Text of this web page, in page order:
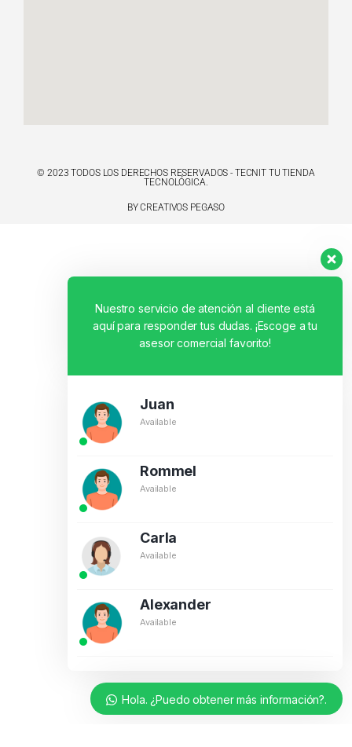
© 2023 TODOS LOS DERECHOS RESERVADOS - TECNIT TU TIENDA
TECNOLÓGICA.
BY CREATIVOS PEGASO
Nuestro servicio de atención al cliente está
aquí para responder tus dudas. ¡Escoge a tu
asesor comercial favorito!
Juan
Available
Rommel
Available
Carla
Available
Alexander
Available
Hola. ¿Puedo obtener más información?.